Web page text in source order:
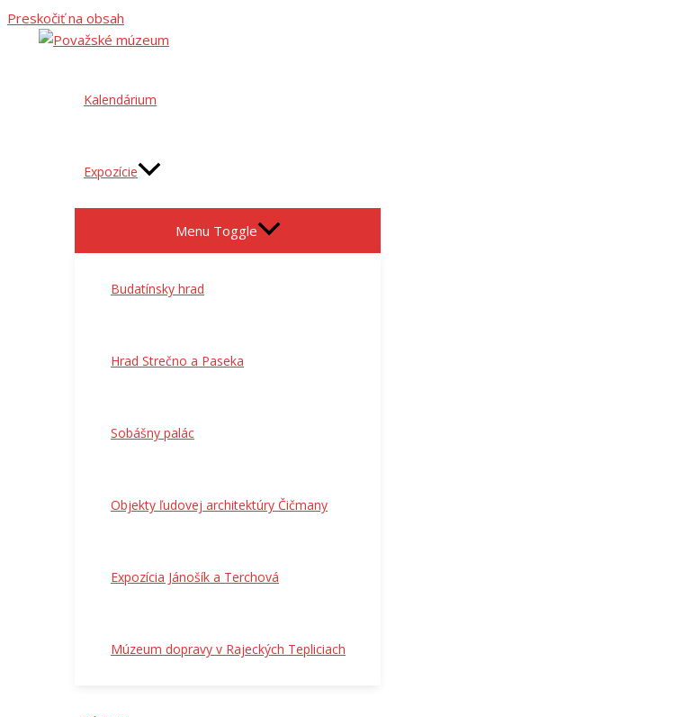
Preskočiť na obsah
Kalendárium
Expozície
Menu Toggle
Budatínsky hrad
Hrad Strečno a Paseka
Sobášny palác
Objekty ľudovej architektúry Čičmany
Expozícia Jánošík a Terchová
Múzeum dopravy v Rajeckých Tepliciach